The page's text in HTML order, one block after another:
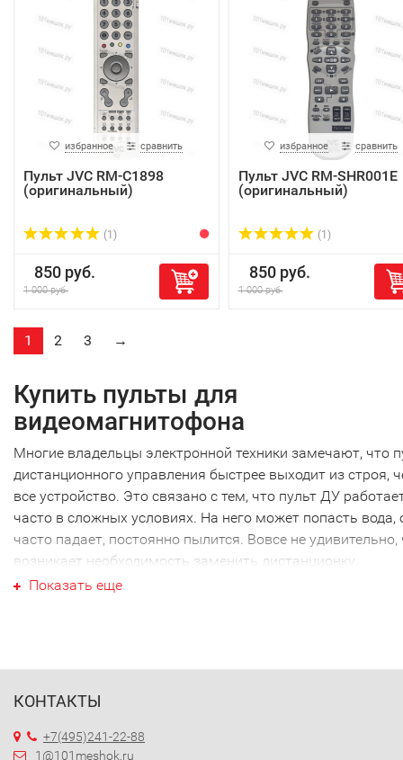
избранное сравнить
Пульт JVC RM-C1898
(оригинальный)
(1)
850 руб.
1 000 руб.
избранное сравнить
Пульт JVC RM-SHR001E
(оригинальный)
(1)
850 руб.
1 000 руб.
1 2 3 →
Купить пульты для
видеомагнитофона
Многие владельцы электронной техники замечают, что
дистанционного управления быстрее выходит из строя,
все устройство. Это связано с тем, что пульт ДУ
часто в сложных условиях. На него может попасть вода,
часто падает, постоянно пылится. Вовсе не удивительно,
возникает необходимость заменить дистанционку.
Ваш пульты для
именно этой марки. Перед тем как купить пульты для
видеомагнитофона, необходимо точно выяснить модель
своей техники. Дело в том, что почти каждый пульт ДУ
Показать еще
КОНТАКТЫ
+7(495)241-22-88
1@101meshok.ru